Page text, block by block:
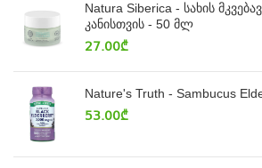
Natura Siberica - სახის
კანისთვის - 50 მლ
27.00₾
Nature's Truth - Sambucus
53.00₾